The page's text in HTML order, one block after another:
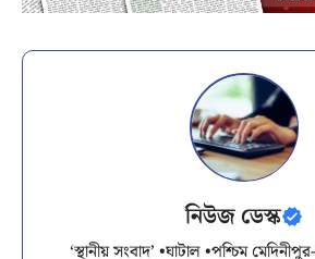
নিউজ ডেস্ক
‘স্থানীয় সংবাদ’ •ঘাটাল •পশ্চিম